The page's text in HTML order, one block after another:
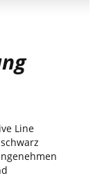
Line